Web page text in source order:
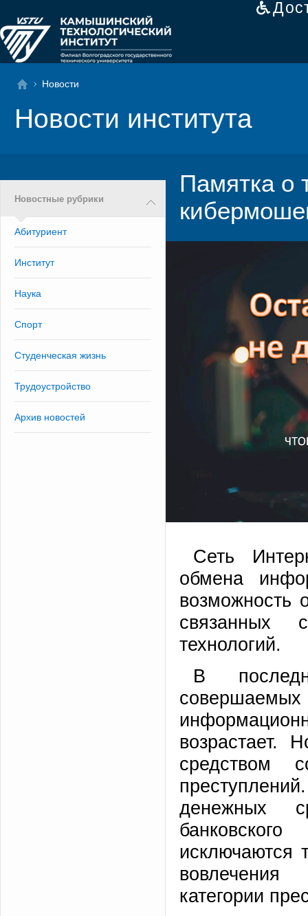
Новости
Новости института
Новостные рубрики
Абитуриент
Институт
Наука
Спорт
Студенческая жизнь
Трудоустройство
Архив новостей
Памятка о
Сеть
обмена
возможность
связанных
технологий.
В
возрастает.
средством
денежных
исключаются
категории